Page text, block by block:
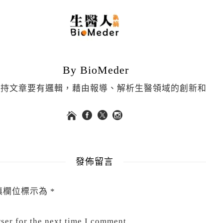
By BioMeder
文章要有邏輯，藉由報導、解析生醫領域的創新
發佈留言
欄位標示為 *
for the next time I comment.